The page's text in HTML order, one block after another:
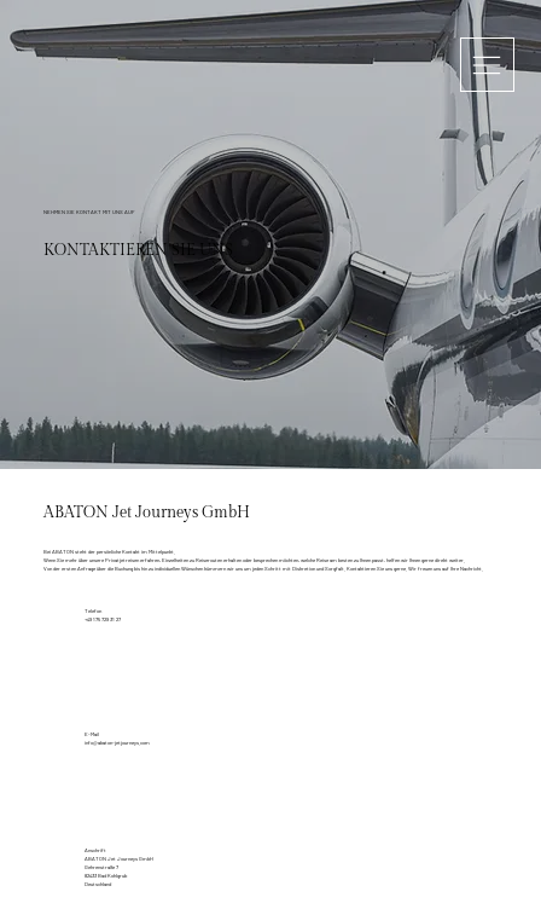
NEHMEN SIE KONTAKT MIT UNS AUF
KONTAKTIEREN SIE UNS
ABATON Jet Journeys GmbH
Bei ABATON steht der persönliche Kontakt im Mittelpunkt.
Wenn Sie mehr über unsere Privatjetreisen erfahren, Einzelheiten zu Reiserouten erhalten oder besprechen möchten, welche Reise am besten zu Ihnen passt, helfen wir Ihnen gerne direkt weiter.
Von der ersten Anfrage über die Buchung bis hin zu individuellen Wünschen kümmern wir uns um jeden Schritt mit Diskretion und Sorgfalt. Kontaktieren Sie uns gerne. Wir freuen uns auf Ihre Nachricht.
Telefon
+49 175 729 31 27
E-Mail
info@abaton-jetjourneys.com
Anschrift
ABATON Jet Journeys GmbH
Gehrenstraße 7
82433 Bad Kohlgrub
Deutschland